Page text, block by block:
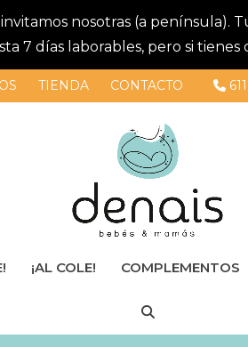
nosotras (a
7 días laborables, pero si
TIENDA CONTACTO
¡AL COLE! COMPLEMENTOS